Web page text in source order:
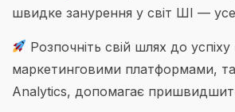
швидке занурення у світ ШІ —
Розпочніть свій шлях до успіху
маркетинговими платформами,
Analytics, допомагає